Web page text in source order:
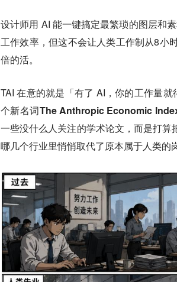
设计师用 AI 能一键搞定最繁琐的图层和
工作效率，但这不会让人类工作制从8小
倍的活。
TAI 在意的就是「有了 AI，你的工作量就
个新名词The Anthropic Economic
一些没什么人关注的学术论文，而是打
哪几个行业里悄悄取代了原本属于人类的